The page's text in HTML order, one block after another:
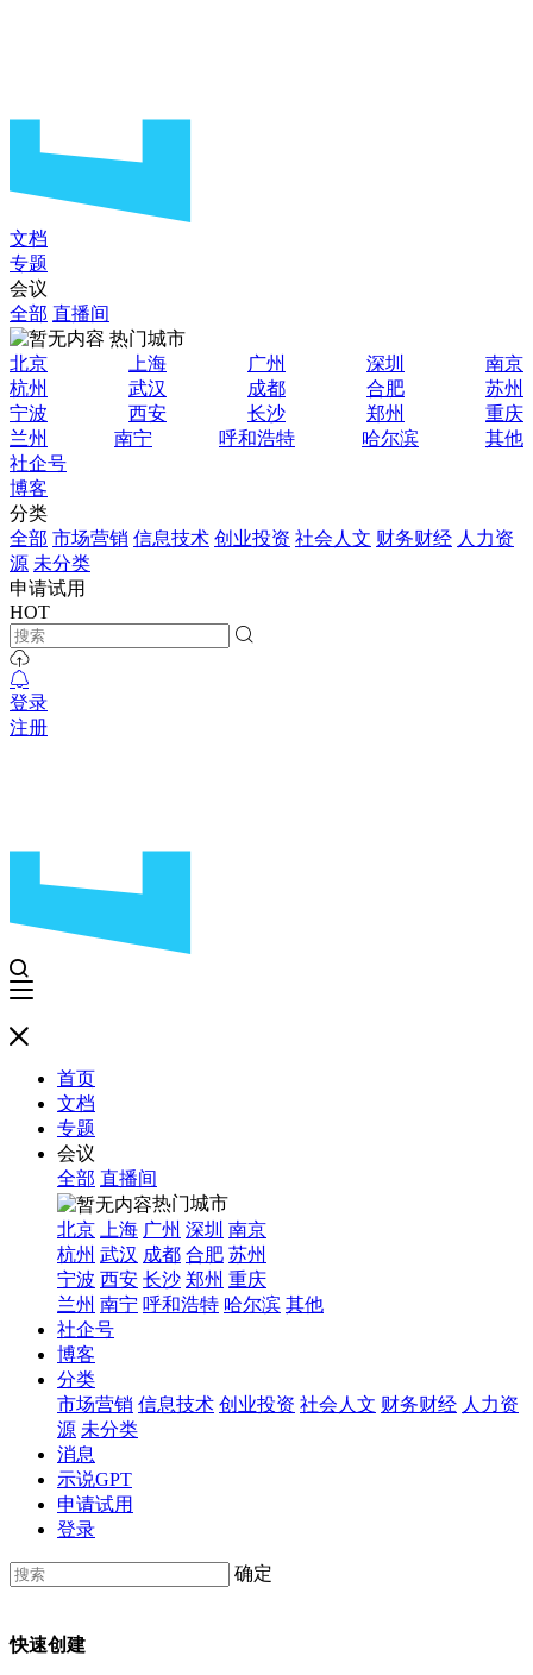
文档
专题
会议
全部 直播间
热门城市
北京
上海 广州 深圳
南京
杭州
武汉 成都 合肥
苏州
宁波
西安 长沙 郑州
重庆
兰州
南宁 呼和浩特 哈尔滨
其他
社企号
博客
分类
全部 市场营销 信息技术 创业投资 社会人文 财务财经 人力资
源 未分类
申请试用
HOT
登录
注册
首页
文档
专题
会议
全部 直播间
热门城市
北京
上海 广州 深圳 南京
杭州 武汉 成都 合肥 苏州
宁波 西安 长沙 郑州 重庆
兰州 南宁 呼和浩特 哈尔滨 其他
社企号
博客
分类
市场营销 信息技术 创业投资 社会人文 财务财经 人力资
源 未分类
消息
示说GPT
申请试用
登录
确定
快速创建